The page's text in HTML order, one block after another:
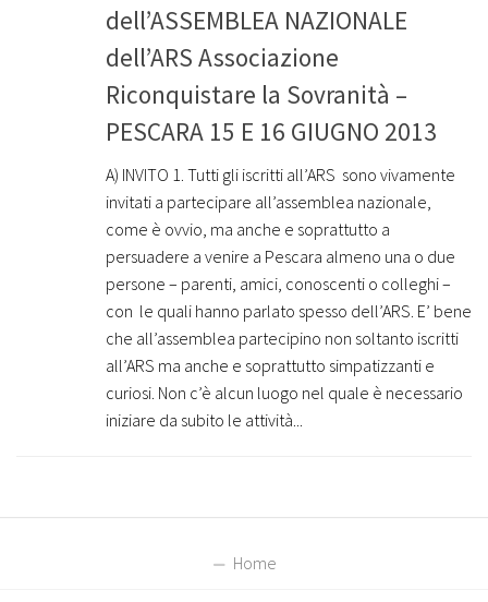
dell’ASSEMBLEA NAZIONALE
dell’ARS Associazione
Riconquistare la Sovranità –
PESCARA 15 E 16 GIUGNO 2013
A) INVITO 1. Tutti gli iscritti all’ARS sono vivamente
invitati a partecipare all’assemblea nazionale,
come è ovvio, ma anche e soprattutto a
persuadere a venire a Pescara almeno una o due
persone – parenti, amici, conoscenti o colleghi –
con le quali hanno parlato spesso dell’ARS. E’ bene
che all’assemblea partecipino non soltanto iscritti
all’ARS ma anche e soprattutto simpatizzanti e
curiosi. Non c’è alcun luogo nel quale è necessario
iniziare da subito le attività...
Home